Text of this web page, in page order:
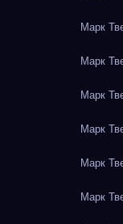
Марк
Марк
Марк
Марк
Марк
Марк